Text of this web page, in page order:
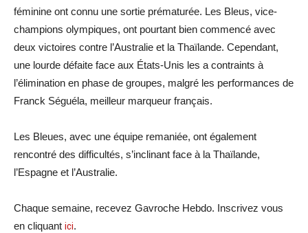
féminine ont connu une sortie prématurée. Les Bleus, vice-
champions olympiques, ont pourtant bien commencé avec
deux victoires contre l’Australie et la Thaïlande. Cependant,
une lourde défaite face aux États-Unis les a contraints à
l’élimination en phase de groupes, malgré les performances de
Franck Séguéla, meilleur marqueur français.
Les Bleues, avec une équipe remaniée, ont également
rencontré des difficultés, s’inclinant face à la Thaïlande,
l’Espagne et l’Australie.
Chaque semaine, recevez Gavroche Hebdo. Inscrivez vous
en cliquant ici.